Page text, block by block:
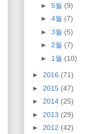
► 5월 (9)
► 4월 (7)
► 3월 (5)
► 2월 (7)
► 1월 (10)
► 2016 (71)
► 2015 (47)
► 2014 (25)
► 2013 (29)
► 2012 (42)